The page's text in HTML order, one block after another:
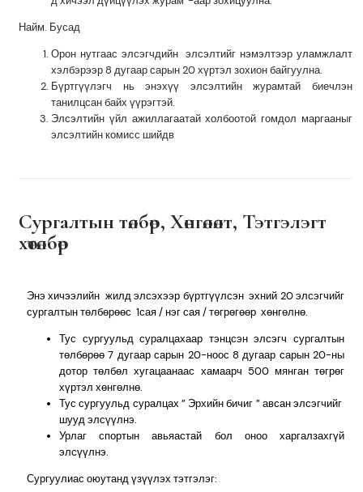
Найм. Бусад
Орон нутгаас элсэгчдийн элсэлтийг нэмэлтээр уламжлалт
хэлбэрээр 8 дугаар сарын 20 хүртэл зохион байгуулна.
Бүртгүүлэгч нь энэхүү элсэлтийн журамтай биечлэн
танилцсан байх үүрэгтэй.
Элсэлтийн үйл ажиллагаатай холбоотой гомдол маргааныг
элсэлтийн комисс шийдв
Сургалтын төлбөр, Хөнгөлөлт, Тэтгэлэгт
хөтөлбөр
Энэ хичээлийн жилд элсэхээр бүртгүүлсэн эхний 20 элсэгчийг
сургалтын төлбөрөөс 1сая / нэг сая / төгрөгөөр хөнгөлнө.
Тус сургуульд суралцахаар тэнцсэн элсэгч сургалтын
төлбөрөө 7 дугаар сарын 20-ноос 8 дугаар сарын 20-ны
дотор төлбөл хугацаанаас хамаарч 500 мянган төгрөг
хүртэл хөнгөлнө.
Тус сургуульд суралцах ” Эрхийн бичиг ” авсан элсэгчийг
шууд элсүүлнэ.
Урлаг спортын авьяастай бол оноо харгалзахгүй
элсүүлнэ.
Сургуулиас оюутанд үзүүлэх тэтгэлэг: